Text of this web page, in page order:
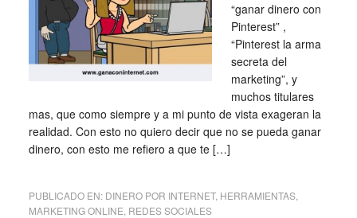
“ganar dinero con
Pinterest” ,
“Pinterest la arma
secreta del
marketing”, y
muchos titulares
mas, que como siempre y a mi punto de vista exageran la
realidad. Con esto no quiero decir que no se pueda ganar
dinero, con esto me refiero a que te […]
PUBLICADO EN: DINERO POR INTERNET, HERRAMIENTAS,
MARKETING ONLINE REDES SOCIALES